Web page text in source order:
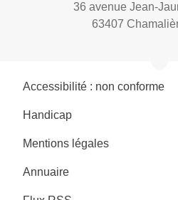
36 avenue Jean-
63407
Accessibilité : non conforme
Handicap
Mentions légales
Annuaire